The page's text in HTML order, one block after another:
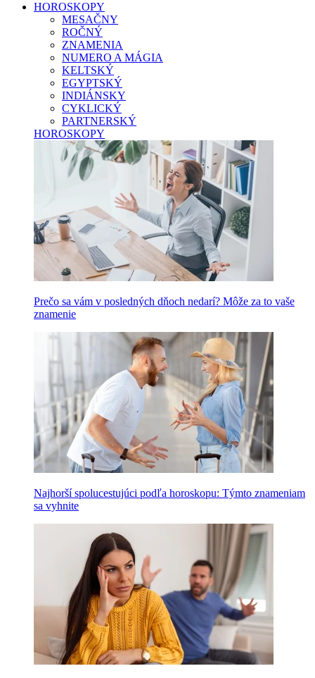
HOROSKOPY
MESAČNY
ROČNÝ
ZNAMENIA
NUMERO A MÁGIA
KELTSKÝ
EGYPTSKÝ
INDIÁNSKY
CYKLICKÝ
PARTNERSKÝ
HOROSKOPY
Prečo sa vám v posledných dňoch nedarí? Môže za to vaše
znamenie
Najhorší spolucestujúci podľa horoskopu: Týmto znameniam
sa vyhnite